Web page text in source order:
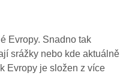
16:30
16:20
16:10
Evropy. Snadno tak
srážky nebo kde aktuálně
Evropy je složen z více